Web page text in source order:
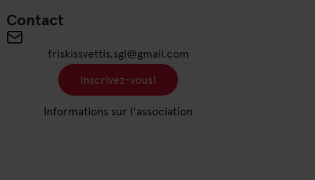
Contact
Send an email to friskissvettis.sgl@gmail.com
friskissvettis.sgl@gmail.com
Lien vers : Inscrivez-vous!
Inscrivez-vous!
Lien vers : Informations sur
Informations sur l'association